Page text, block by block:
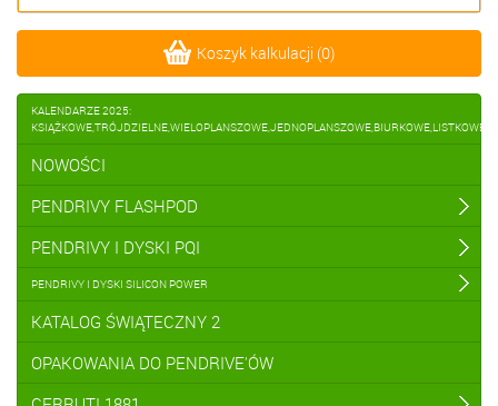
Koszyk kalkulacji (0)
KALENDARZE 2025:
KSIĄŻKOWE,TRÓJDZIELNE,WIELOPLANSZOWE,JEDNOPLANSZOWE,BIURKOWE,LISTKOWE
NOWOŚCI
PENDRIVY FLASHPOD
PENDRIVY I DYSKI PQI
PENDRIVY I DYSKI SILICON POWER
KATALOG ŚWIĄTECZNY 2
OPAKOWANIA DO PENDRIVE'ÓW